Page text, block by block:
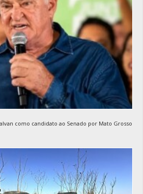
como candidato ao Senado por Mato Grosso